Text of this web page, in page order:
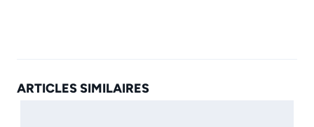
ARTICLES SIMILAIRES